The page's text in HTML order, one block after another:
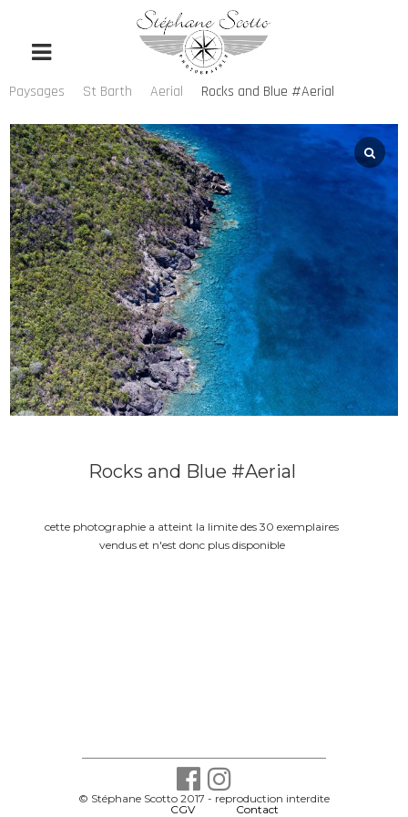
Paysages St Barth Aerial Rocks and Blue #Aerial
Rocks and Blue #Aerial
cette photographie a atteint la limite des 30 exemplaires
vendus et n'est donc plus disponible
© Stéphane Scotto 2017 - reproduction interdite
CGV Contact